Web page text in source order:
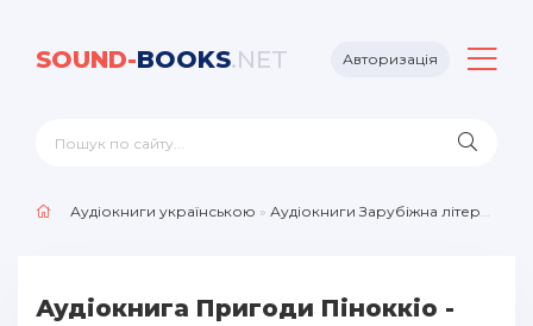
SOUND-BOOKS.NET Авторизація
Аудіокниги українською » Аудіокниги Зарубіжна література
Аудіокнига Пригоди Пiноккiо -